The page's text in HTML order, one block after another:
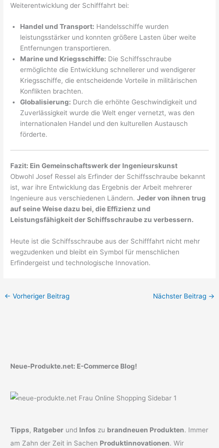
Weiterentwicklung der Schifffahrt bei:
Handel und Transport: Handelsschiffe wurden
leistungsstärker und konnten größere Lasten über weite
Entfernungen transportieren.
Marine und Kriegsschiffe: Die Schiffsschraube
ermöglichte die Entwicklung schnellerer und wendigerer
Kriegsschiffe, die entscheidende Vorteile in militärischen
Konflikten brachten.
Globalisierung: Durch die erhöhte Geschwindigkeit und
Zuverlässigkeit wurde die Welt enger vernetzt, was den
internationalen Handel und den kulturellen Austausch
förderte.
Fazit: Ein Gemeinschaftswerk der Ingenieurskunst
Obwohl Josef Ressel als Erfinder der Schiffsschraube bekannt
ist, war ihre Entwicklung das Ergebnis der Arbeit mehrerer
Ingenieure aus verschiedenen Ländern.Jeder von ihnen trug
auf seine Weise dazu bei, die Effizienz und
Leistungsfähigkeit der Schiffsschraube zu verbessern.
Heute ist die Schiffsschraube aus der Schifffahrt nicht mehr
wegzudenken und bleibt ein Symbol für menschlichen
Erfindergeist und technologische Innovation.
← Vorheriger Beitrag Nächster Beitrag →
Neue-Produkte.net: E-Commerce Blog!
Tipps, Ratgeber und Infos zu brandneuen Produkten. Immer
am Zahn der Zeit in Sachen Produktinnovationen. Wir